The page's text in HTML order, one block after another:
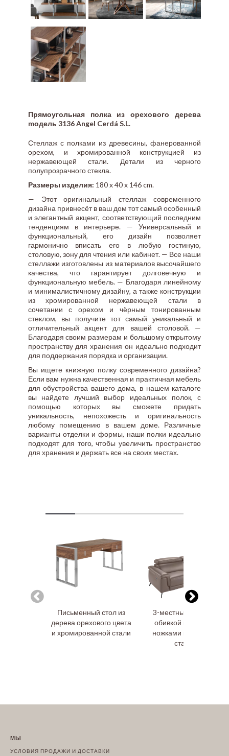
Прямоугольная полка из орехового дерева
mодель 3136 Angel Cerdá S.L.
Стеллаж с полками из древесины, фанерованной
орехом, и хромированной конструкцией из
нержавеющей стали. Детали из черного
полупрозрачного стекла.
Размеры изделия: 180 x 40 x 146 cm.
— Этот оригинальный стеллаж современного
дизайна привнесёт в ваш дом тот самый особенный
и элегантный акцент, соответствующий последним
тенденциям в интерьере. — Универсальный и
функциональный, его дизайн позволяет
гармонично вписать его в любую гостиную,
столовую, зону для чтения или кабинет. — Все наши
стеллажи изготовлены из материалов высочайшего
качества, что гарантирует долговечную и
функциональную мебель. — Благодаря линейному
и минималистичному дизайну, а также конструкции
из хромированной нержавеющей стали в
сочетании с орехом и чёрным тонированным
стеклом, вы получите тот самый уникальный и
отличительный акцент для вашей столовой. —
Благодаря своим размерам и большому открытому
пространству для хранения он идеально подходит
для поддержания порядка и организации.
Вы ищете книжную полку современного дизайна?
Если вам нужна качественная и практичная мебель
для обустройства вашего дома, в нашем каталоге
вы найдете лучший выбор идеальных полок, с
помощью которых вы сможете придать
уникальность, непохожесть и оригинальность
любому помещению в вашем доме. Различные
варианты отделки и формы, наши полки идеально
подходят для того, чтобы увеличить пространство
для хранения и держать все на своих местах.
Письменный стол из
дерева орехового цвета
и хромированной стали
3-местный диван с
обивкой из кожи и
ножками из черной
стали
МЫ
УСЛОВИЯ ПРОДАЖИ И ДОСТАВКИ